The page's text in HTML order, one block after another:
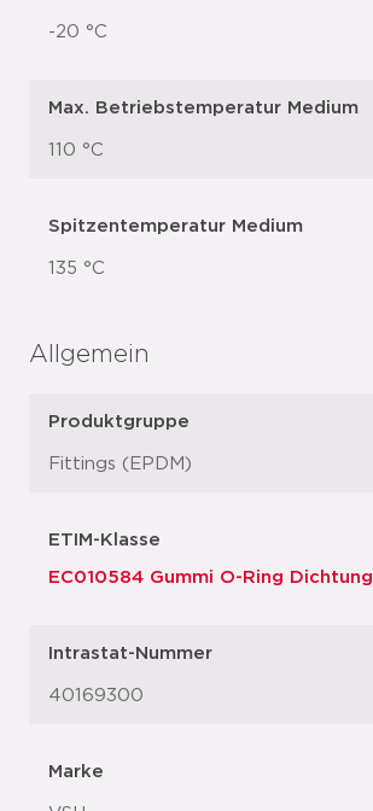
-20 °C
Max. Betriebstemperatur Medium
110 °C
Spitzentemperatur Medium
135 °C
Allgemein
Produktgruppe
Fittings (EPDM)
ETIM-Klasse
EC010584 Gummi O-Ring Dichtung
Intrastat-Nummer
40169300
Marke